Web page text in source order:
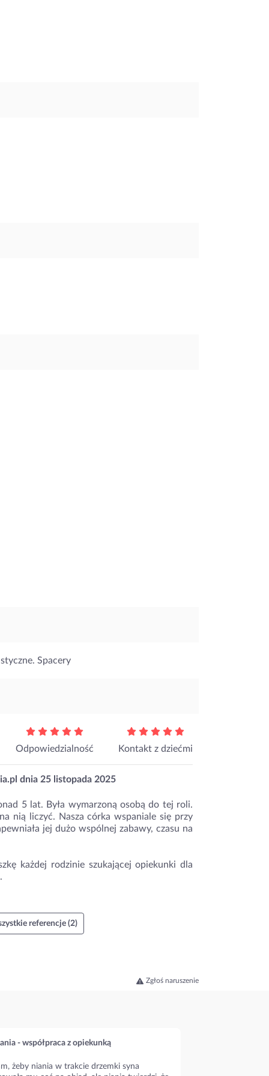
Spacery
Odpowiedzialność Kontakt z dziećmi
dnia 25 listopada 2025
5 lat. Była wymarzoną osobą do tej roli.
nią liczyć. Nasza córka wspaniale się przy
jej dużo wspólnej zabawy, czasu na
każdej rodzinie szukającej opiekunki dla
referencje (2)
Zgłoś naruszenie
- współpraca z opiekunką
żeby niania w trakcie drzemki syna